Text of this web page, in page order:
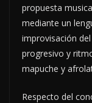
propuesta
mediante un
improvisación
progresivo y
mapuche y
Respecto del